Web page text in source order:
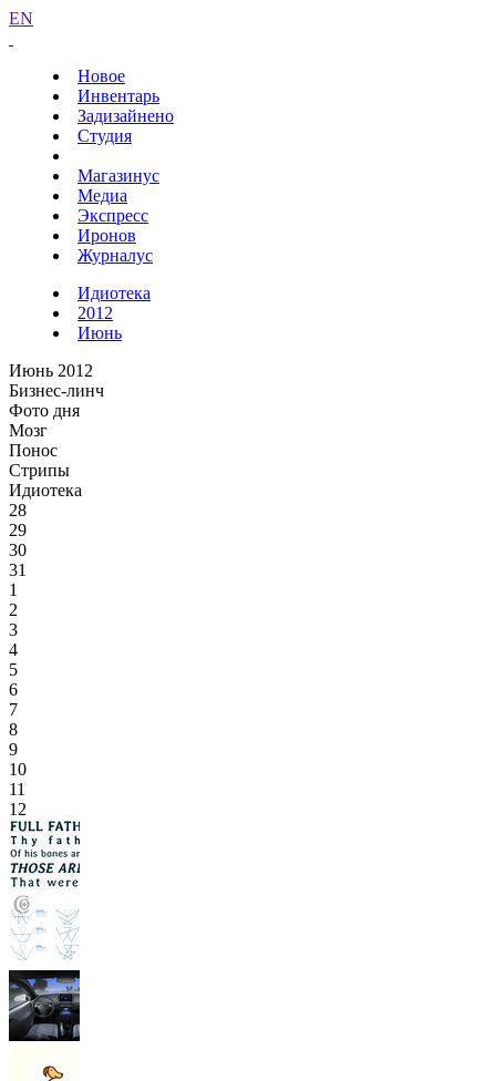
EN
Новое
Инвентарь
Задизайнено
Студия
Магазинус
Медиа
Экспресс
Иронов
Журналус
Идиотека
2012
Июнь
Июнь 2012
Бизнес-линч
Фото дня
Мозг
Понос
Стрипы
Идиотека
28
29
30
31
1
2
3
4
5
6
7
8
9
10
11
12